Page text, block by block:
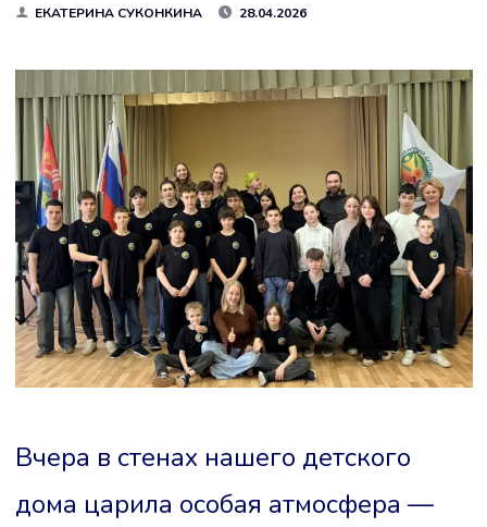
ЕКАТЕРИНА СУКОНКИНА 28.04.2026
Вчера в стенах нашего детского
дома царила особая атмосфера —